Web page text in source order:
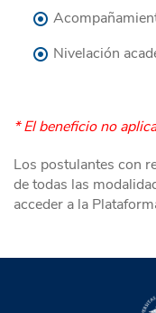
Nivelación
* El beneficio no
Los postulantes con
de todas las
acceder a la